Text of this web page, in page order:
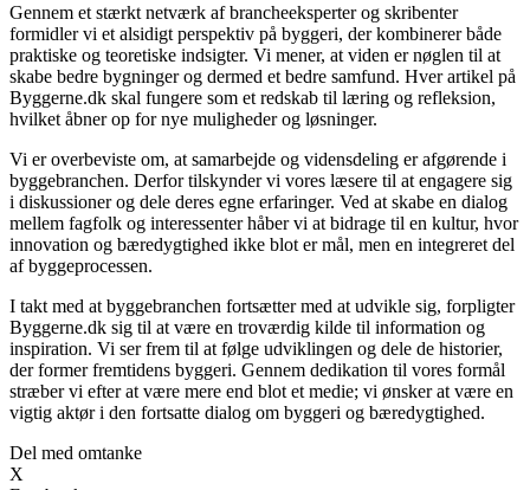
Gennem et stærkt netværk af brancheeksperter og skribenter
formidler vi et alsidigt perspektiv på byggeri, der kombinerer både
praktiske og teoretiske indsigter. Vi mener, at viden er nøglen til at
skabe bedre bygninger og dermed et bedre samfund. Hver artikel på
Byggerne.dk skal fungere som et redskab til læring og refleksion,
hvilket åbner op for nye muligheder og løsninger.
Vi er overbeviste om, at samarbejde og vidensdeling er afgørende i
byggebranchen. Derfor tilskynder vi vores læsere til at engagere sig
i diskussioner og dele deres egne erfaringer. Ved at skabe en dialog
mellem fagfolk og interessenter håber vi at bidrage til en kultur, hvor
innovation og bæredygtighed ikke blot er mål, men en integreret del
af byggeprocessen.
I takt med at byggebranchen fortsætter med at udvikle sig, forpligter
Byggerne.dk sig til at være en troværdig kilde til information og
inspiration. Vi ser frem til at følge udviklingen og dele de historier,
der former fremtidens byggeri. Gennem dedikation til vores formål
stræber vi efter at være mere end blot et medie; vi ønsker at være en
vigtig aktør i den fortsatte dialog om byggeri og bæredygtighed.
Del med omtanke
X